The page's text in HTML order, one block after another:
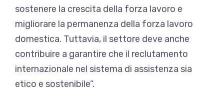
sostenere la crescita della forza lavoro e
migliorare la permanenza della forza lavoro
domestica. Tuttavia, il settore deve anche
contribuire a garantire che il reclutamento
internazionale nel sistema di assistenza sia
etico e sostenibile”.